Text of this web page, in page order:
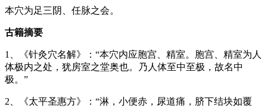
本穴为足三阴、任脉之会。
古籍摘要
1、《针灸穴名解》：“本穴内应胞宫、精室。胞宫、精室为人
体极内之处，犹房室之堂奥也。乃人体至中至极，故名中
极。”
2、《太平圣惠方》：“淋，小便赤，尿道痛，脐下结块如覆